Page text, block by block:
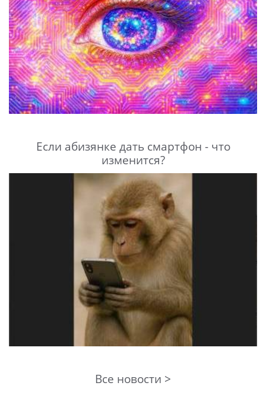
Если абизянке дать смартфон - что
изменится?
Все новости >